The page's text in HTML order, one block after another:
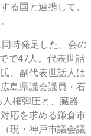
る国と連携して、
時発足した。会の
で47人。代表世話
、副代表世話人は
島県議会議員・石
権弾圧と、臓器
応を求める鎌倉市
現・神戸市議会議